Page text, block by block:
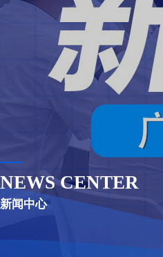
NEWS CENTER
新闻中心